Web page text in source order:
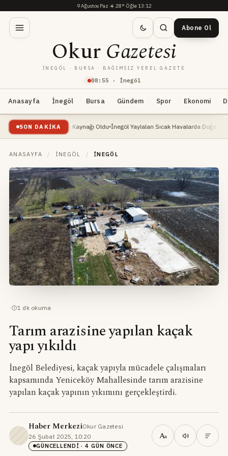
9 Ağustos Paz·☀️ 28°·Öğle 13:12
08 : 55 · İnegöl
OkurGazetesi
İNEGÖL · BURSA · BAĞIMSIZ YEREL GAZETE
Abone Ol
Anasayfa İnegöl Bursa Gündem Spor Ekonomi
SON DAKIKA
Yeni Geçim Kaynağı Oldu İnegöl Yaylaları Sıcak Havalarda Doğa Severlerin
ANASAYFA / İNEGÖL / İNEGÖL
· 1 dk okuma
Tarım arazisine yapılan kaçak
yapı yıkıldı
İnegöl Belediyesi, kaçak yapıyla mücadele çalışmaları
kapsamında Yeniceköy Mahallesinde tarım arazisine
yapılan kaçak yapının yıkımını gerçekleştirdi.
Haber MerkeziOkur Gazetesi·
26 Şubat 2025, 10:20·
GÜNCELLENDI · 4 GÜN ÖNCE
Aa